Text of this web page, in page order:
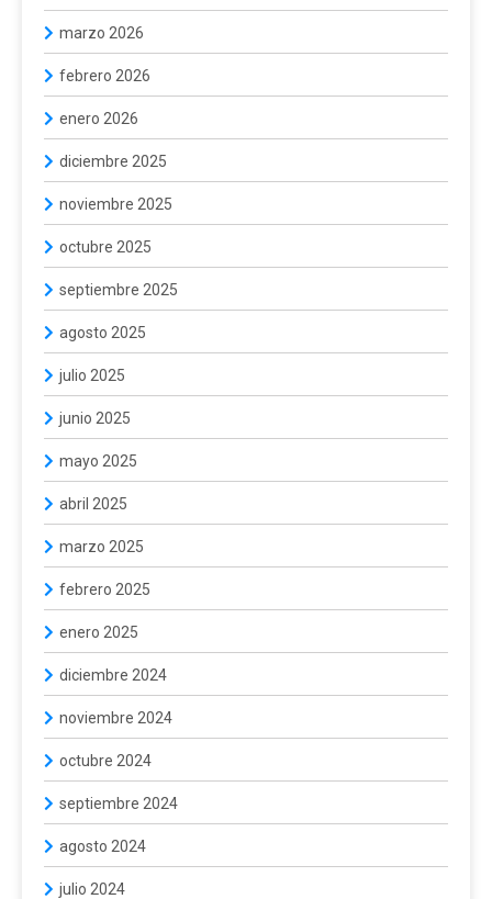
marzo 2026
febrero 2026
enero 2026
diciembre 2025
noviembre 2025
octubre 2025
septiembre 2025
agosto 2025
julio 2025
junio 2025
mayo 2025
abril 2025
marzo 2025
febrero 2025
enero 2025
diciembre 2024
noviembre 2024
octubre 2024
septiembre 2024
agosto 2024
julio 2024